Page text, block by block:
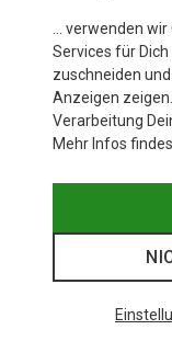
Powder Split Light Tab
43|44|45|46|47
… verwenden
Services für
zuschneiden
Anzeigen
Verarbeitung
Mehr Infos